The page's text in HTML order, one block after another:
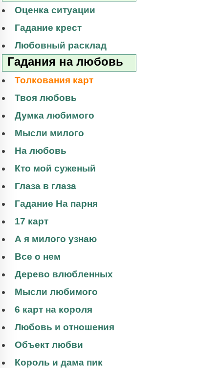
Оценка ситуации
Гадание крест
Любовный расклад
Гадания на любовь
Толкования карт
Твоя любовь
Думка любимого
Мысли милого
На любовь
Кто мой суженый
Глаза в глаза
Гадание На парня
17 карт
А я милого узнаю
Все о нем
Дерево влюбленных
Мысли любимого
6 карт на короля
Любовь и отношения
Объект любви
Король и дама пик